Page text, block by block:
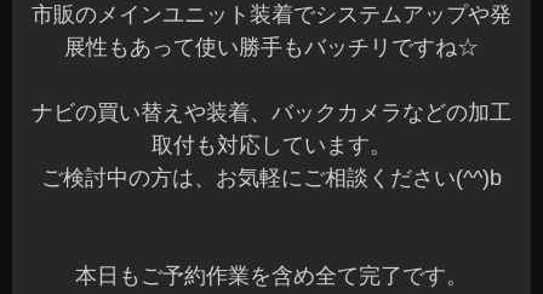
市販のメインユニット装着でシステムアップや発
展性もあって使い勝手もバッチリですね☆
ナビの買い替えや装着、バックカメラなどの加工
取付も対応しています。
ご検討中の方は、お気軽にご相談ください(^^)b
本日もご予約作業を含め全て完了です。